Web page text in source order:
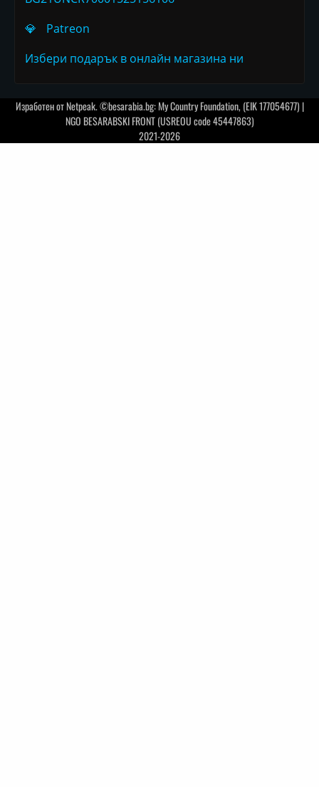
💎
Patreon
Избери подарък в онлайн магазина ни
Изработен отNetpeak. ©besarabia.bg: My Country Foundation, (EIK 177054677) |
NGO BESARABSKI FRONT (USREOU code 45447863)
2021-2026